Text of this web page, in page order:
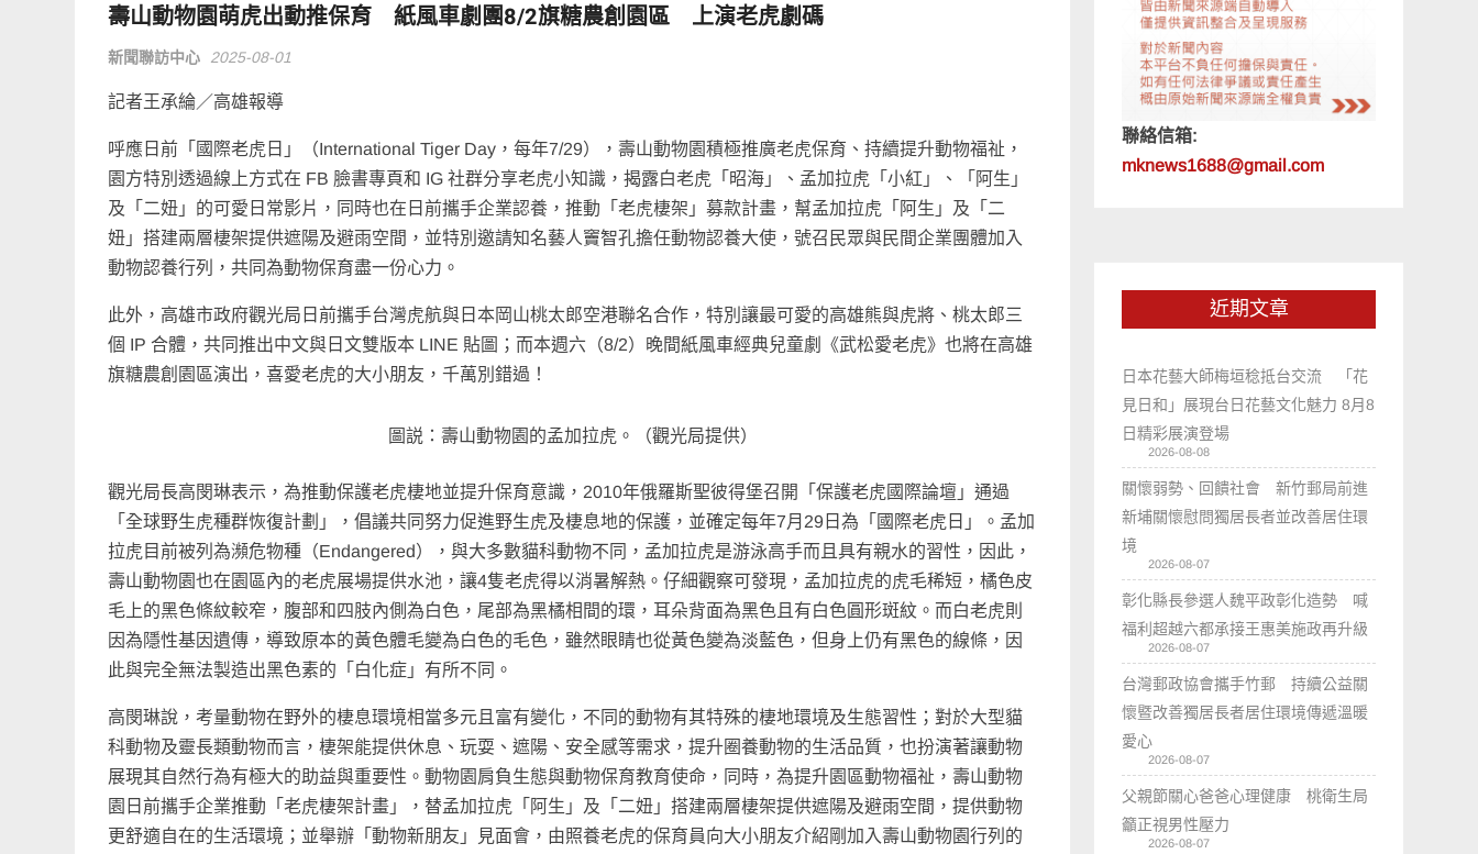
壽山動物園萌虎出動推保育 紙風車劇團8/2旗糖農創園區 上演老虎劇碼
新聞聯訪中心 2025-08-01
記者王承綸／高雄報導
呼應日前「國際老虎日」（International Tiger Day，每年7/29），壽山動物園積極推廣老虎保育、持續提升動物福祉，
園方特別透過線上方式在 FB 臉書專頁和 IG 社群分享老虎小知識，揭露白老虎「昭海」、孟加拉虎「小紅」、「阿生」
及「二妞」的可愛日常影片，同時也在日前攜手企業認養，推動「老虎棲架」募款計畫，幫孟加拉虎「阿生」及「二
妞」搭建兩層棲架提供遮陽及避雨空間，並特別邀請知名藝人竇智孔擔任動物認養大使，號召民眾與民間企業團體加入
動物認養行列，共同為動物保育盡一份心力。
此外，高雄市政府觀光局日前攜手台灣虎航與日本岡山桃太郎空港聯名合作，特別讓最可愛的高雄熊與虎將、桃太郎三
個 IP 合體，共同推出中文與日文雙版本 LINE 貼圖；而本週六（8/2）晚間紙風車經典兒童劇《武松愛老虎》也將在高雄
旗糖農創園區演出，喜愛老虎的大小朋友，千萬別錯過！
圖説：壽山動物園的孟加拉虎。（觀光局提供）
觀光局長高閔琳表示，為推動保護老虎棲地並提升保育意識，2010年俄羅斯聖彼得堡召開「保護老虎國際論壇」通過
「全球野生虎種群恢復計劃」，倡議共同努力促進野生虎及棲息地的保護，並確定每年7月29日為「國際老虎日」。孟加
拉虎目前被列為瀕危物種（Endangered），與大多數貓科動物不同，孟加拉虎是游泳高手而且具有親水的習性，因此，
壽山動物園也在園區內的老虎展場提供水池，讓4隻老虎得以消暑解熱。仔細觀察可發現，孟加拉虎的虎毛稀短，橘色皮
毛上的黑色條紋較窄，腹部和四肢內側為白色，尾部為黑橘相間的環，耳朵背面為黑色且有白色圓形斑紋。而白老虎則
因為隱性基因遺傳，導致原本的黃色體毛變為白色的毛色，雖然眼睛也從黃色變為淡藍色，但身上仍有黑色的線條，因
此與完全無法製造出黑色素的「白化症」有所不同。
高閔琳說，考量動物在野外的棲息環境相當多元且富有變化，不同的動物有其特殊的棲地環境及生態習性；對於大型貓
科動物及靈長類動物而言，棲架能提供休息、玩耍、遮陽、安全感等需求，提升圈養動物的生活品質，也扮演著讓動物
展現其自然行為有極大的助益與重要性。動物園肩負生態與動物保育教育使命，同時，為提升園區動物福祉，壽山動物
園日前攜手企業推動「老虎棲架計畫」，替孟加拉虎「阿生」及「二妞」搭建兩層棲架提供遮陽及避雨空間，提供動物
更舒適自在的生活環境；並舉辦「動物新朋友」見面會，由照養老虎的保育員向大小朋友介紹剛加入壽山動物園行列的
聯絡信箱:
mknews1688@gmail.com
近期文章
日本花藝大師梅垣稔抵台交流 「花
見日和」展現台日花藝文化魅力 8月8
日精彩展演登場
2026-08-08
關懷弱勢、回饋社會 新竹郵局前進
新埔關懷慰問獨居長者並改善居住環
境
2026-08-07
彰化縣長參選人魏平政彰化造勢 喊
福利超越六都承接王惠美施政再升級
2026-08-07
台灣郵政協會攜手竹郵 持續公益關
懷暨改善獨居長者居住環境傳遞溫暖
愛心
2026-08-07
父親節關心爸爸心理健康 桃衛生局
籲正視男性壓力
2026-08-07